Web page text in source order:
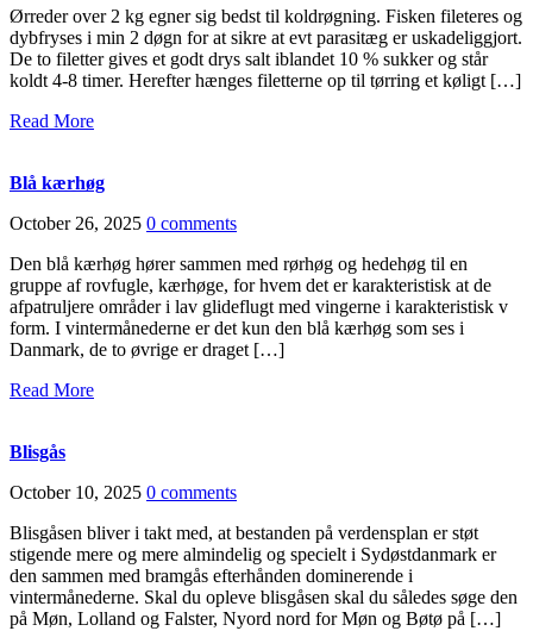
Ørreder over 2 kg egner sig bedst til koldrøgning. Fisken fileteres og
dybfryses i min 2 døgn for at sikre at evt parasitæg er uskadeliggjort.
De to filetter gives et godt drys salt iblandet 10 % sukker og står
koldt 4-8 timer. Herefter hænges filetterne op til tørring et køligt […]
Read More
Blå kærhøg
October 26, 2025 0 comments
Den blå kærhøg hører sammen med rørhøg og hedehøg til en
gruppe af rovfugle, kærhøge, for hvem det er karakteristisk at de
afpatruljere områder i lav glideflugt med vingerne i karakteristisk v
form. I vintermånederne er det kun den blå kærhøg som ses i
Danmark, de to øvrige er draget […]
Read More
Blisgås
October 10, 2025 0 comments
Blisgåsen bliver i takt med, at bestanden på verdensplan er støt
stigende mere og mere almindelig og specielt i Sydøstdanmark er
den sammen med bramgås efterhånden dominerende i
vintermånederne. Skal du opleve blisgåsen skal du således søge den
på Møn, Lolland og Falster, Nyord nord for Møn og Bøtø på […]